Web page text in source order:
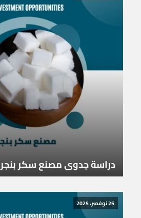
دراسة جدوى مصنع سكر بنجر
25 نوفمبر، 2025